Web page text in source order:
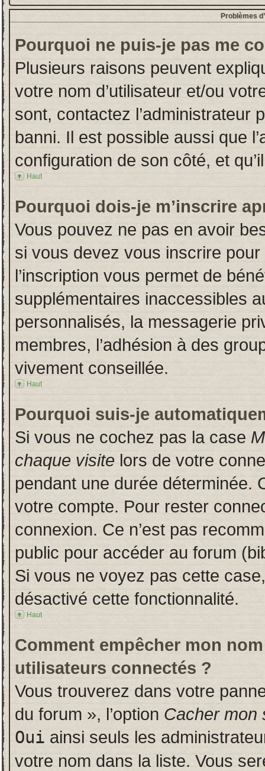
Problèmes
Pourquoi ne puis-je pas me
Plusieurs raisons peuvent
votre nom d’utilisateur et/ou
sont, contactez l’administrateur
banni. Il est possible aussi que
configuration de son côté, et
Haut
Pourquoi dois-je m’inscrire
Vous pouvez ne pas en avoir
si vous devez vous inscrire
l’inscription vous permet de
supplémentaires inaccessibles
personnalisés, la messagerie
membres, l’adhésion à des
vivement conseillée.
Haut
Pourquoi suis-je
Si vous ne cochez pas la case
chaque visite lors de votre
pendant une durée déterminée.
votre compte. Pour rester
connexion. Ce n’est pas
public pour accéder au forum
Si vous ne voyez pas cette
désactivé cette fonctionnalité.
Haut
Comment empêcher mon
utilisateurs connectés ?
Vous trouverez dans votre
du forum », l’option Cacher mon
Oui ainsi seuls les
votre nom dans la liste. Vous